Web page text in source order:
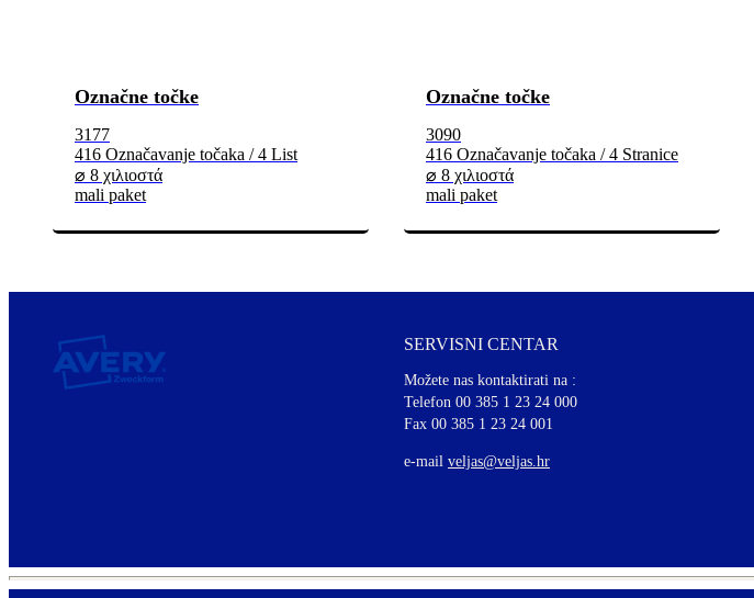
Označne točke
3177
416 Označavanje točaka / 4 List
⌀ 8 χιλιοστά
mali paket
Označne točke
3090
416 Označavanje točaka / 4 Stranice
⌀ 8 χιλιοστά
mali paket
SERVISNI CENTAR
Možete nas kontaktirati na :
Telefon 00 385 1 23 24 000
Fax 00 385 1 23 24 001
e-mail veljas@veljas.hr